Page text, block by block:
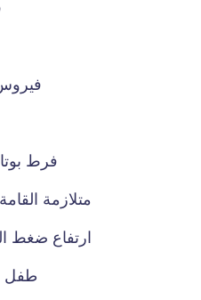
فرط
متلازمة
ارتفاع ضغط
طفل